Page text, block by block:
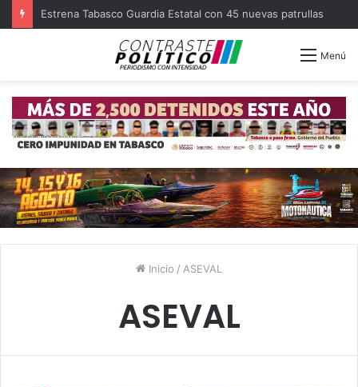
Estrena Tabasco Guardia Estatal con 45 nuevas patrullas
Menú
Inicio / ASEVAL
ASEVAL